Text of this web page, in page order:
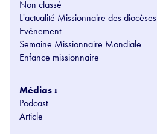
Non classé
L'actualité Missionnaire des diocèses
Evénement
Semaine Missionnaire Mondiale
Enfance missionnaire
Médias :
Podcast
Article